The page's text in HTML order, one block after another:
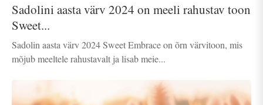
Sadolini aasta värv 2024 on meeli rahustav toon
Sweet...
Sadolin aasta värv 2024 Sweet Embrace on õrn värvitoon, mis
mõjub meeltele rahustavalt ja lisab meie...